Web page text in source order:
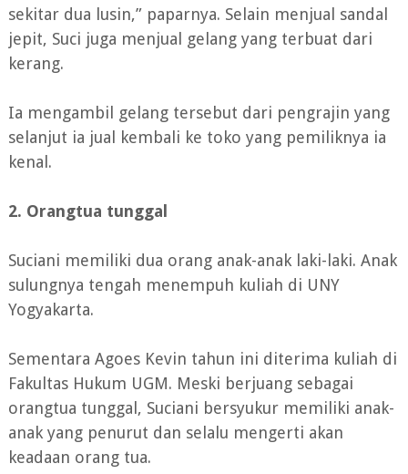
sekitar dua lusin,” paparnya. Selain menjual sandal
jepit, Suci juga menjual gelang yang terbuat dari
kerang.
Ia mengambil gelang tersebut dari pengrajin yang
selanjut ia jual kembali ke toko yang pemiliknya ia
kenal.
2. Orangtua tunggal
Suciani memiliki dua orang anak-anak laki-laki. Anak
sulungnya tengah menempuh kuliah di UNY
Yogyakarta.
Sementara Agoes Kevin tahun ini diterima kuliah di
Fakultas Hukum UGM. Meski berjuang sebagai
orangtua tunggal, Suciani bersyukur memiliki anak-
anak yang penurut dan selalu mengerti akan
keadaan orang tua.